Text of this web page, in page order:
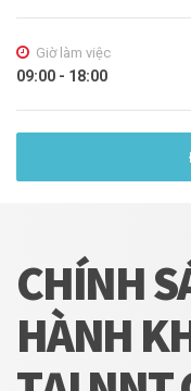
Giờ làm việc
09:00 - 18:00
CHÍNH
HÀNH